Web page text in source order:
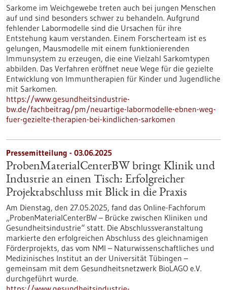
Sarkome im Weichgewebe treten auch bei jungen Menschen
auf und sind besonders schwer zu behandeln. Aufgrund
fehlender Labormodelle sind die Ursachen für ihre
Entstehung kaum verstanden. Einem Forscherteam ist es
gelungen, Mausmodelle mit einem funktionierenden
Immunsystem zu erzeugen, die eine Vielzahl Sarkomtypen
abbilden. Das Verfahren eröffnet neue Wege für die gezielte
Entwicklung von Immuntherapien für Kinder und Jugendliche
mit Sarkomen.
https://www.gesundheitsindustrie-
bw.de/fachbeitrag/pm/neuartige-labormodelle-ebnen-weg-
fuer-gezielte-therapien-bei-kindlichen-sarkomen
Pressemitteilung - 03.06.2025
ProbenMaterialCenterBW bringt Klinik und
Industrie an einen Tisch: Erfolgreicher
Projektabschluss mit Blick in die Praxis
Am Dienstag, den 27.05.2025, fand das Online-Fachforum
„ProbenMaterialCenterBW – Brücke zwischen Kliniken und
Gesundheitsindustrie“ statt. Die Abschlussveranstaltung
markierte den erfolgreichen Abschluss des gleichnamigen
Förderprojekts, das vom NMI – Naturwissenschaftliches und
Medizinisches Institut an der Universität Tübingen –
gemeinsam mit dem Gesundheitsnetzwerk BioLAGO e.V.
durchgeführt wurde.